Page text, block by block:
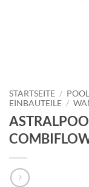
STARTSEITE /
EINBAUTEILE /